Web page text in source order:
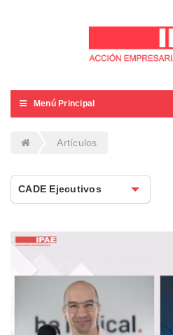
Menú Principal
Artículos
CADE Ejecutivos
CADE Ejecutivos